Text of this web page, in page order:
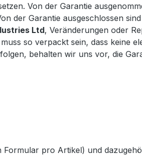
Von der Garantie
der Garantie ausgeschlossen
Ltd, Veränderungen oder
so verpackt sein, dass keine
behalten wir uns vor, die
pro Artikel) und